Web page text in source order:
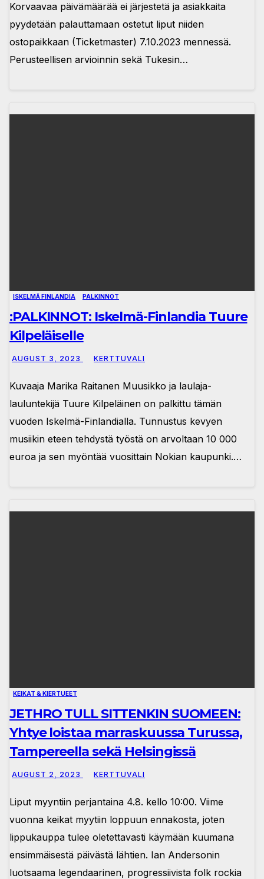
Korvaavaa päivämäärää ei järjestetä ja asiakkaita
pyydetään palauttamaan ostetut liput niiden
ostopaikkaan (Ticketmaster) 7.10.2023 mennessä.
Perusteellisen arvioinnin sekä Tukesin…
ISKELMÄ FINLANDIA PALKINNOT
:PALKINNOT: Iskelmä-Finlandia Tuure
Kilpeläiselle
AUGUST 3, 2023 KERTTUVALI
Kuvaaja Marika Raitanen Muusikko ja laulaja-
lauluntekijä Tuure Kilpeläinen on palkittu tämän
vuoden Iskelmä-Finlandialla. Tunnustus kevyen
musiikin eteen tehdystä työstä on arvoltaan 10 000
euroa ja sen myöntää vuosittain Nokian kaupunki.…
KEIKAT & KIERTUEET
JETHRO TULL SITTENKIN SUOMEEN:
Yhtye loistaa marraskuussa Turussa,
Tampereella sekä Helsingissä
AUGUST 2, 2023 KERTTUVALI
Liput myyntiin perjantaina 4.8. kello 10:00. Viime
vuonna keikat myytiin loppuun ennakosta, joten
lippukauppa tulee oletettavasti käymään kuumana
ensimmäisestä päivästä lähtien. Ian Andersonin
luotsaama legendaarinen, progressiivista folk rockia